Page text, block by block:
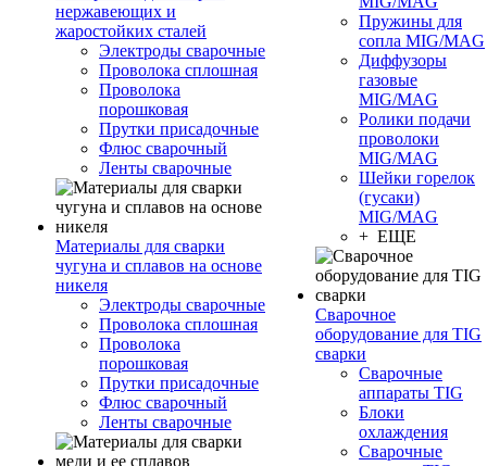
нержавеющих и
жаростойких сталей
Электроды сварочные
Проволока сплошная
Проволока
порошковая
Прутки присадочные
Флюс сварочный
Ленты сварочные
Материалы для сварки
чугуна и сплавов на основе
никеля
Электроды сварочные
Проволока сплошная
Проволока
порошковая
Прутки присадочные
Флюс сварочный
Ленты сварочные
Пружины для
сопла MIG/MAG
Диффузоры
газовые
MIG/MAG
Ролики подачи
проволоки
MIG/MAG
Шейки горелок
(гусаки)
MIG/MAG
+ ЕЩЕ
Сварочное
оборудование для TIG
сварки
Сварочные
аппараты TIG
Блоки
охлаждения
Сварочные